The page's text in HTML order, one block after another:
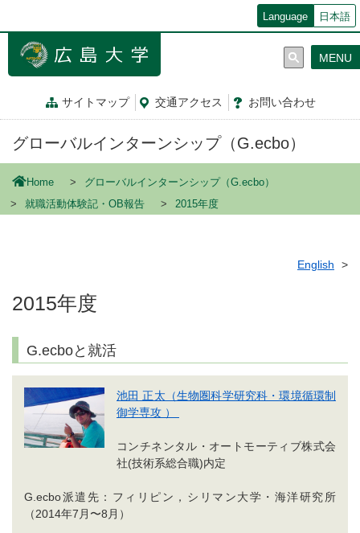
ン
Language 日本語
サイトマップ 交通アクセス お問い合わせ
MENU
グローバルインターンシップ（G.ecbo）
Home
グローバルインターンシップ（G.ecbo）
就職活動体験記・OB報告
2015年度
English
2015年度
G.ecboと就活
池田 正太（生物圏科学研究科・環境循環制
御学専攻 ）
コンチネンタル・オートモーティブ株式会
社(技術系総合職)内定
G.ecbo派遣先：フィリピン，シリマン大学・海洋研究所
（2014年7月〜8月）